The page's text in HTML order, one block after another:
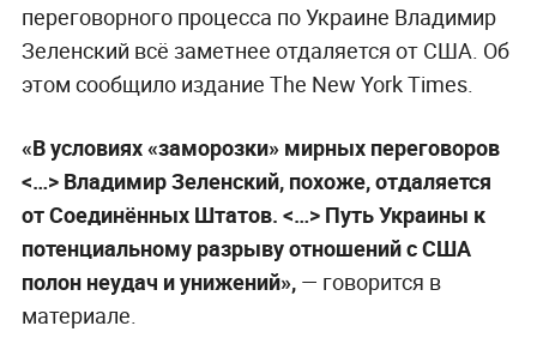
переговорного процесса по Украине Владимир
Зеленский всё заметнее отдаляется от США. Об
этом сообщило издание The New York Times.
«В условиях «заморозки» мирных переговоров
<…> Владимир Зеленский, похоже, отдаляется
от Соединённых Штатов. <…> Путь Украины к
потенциальному разрыву отношений с США
полон неудач и унижений», — говорится в
материале.